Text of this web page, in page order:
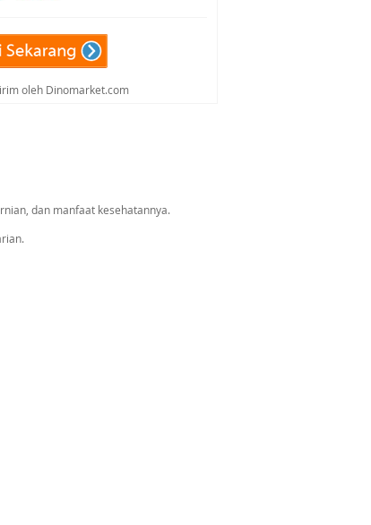
oleh Dinomarket.com
dan manfaat kesehatannya.